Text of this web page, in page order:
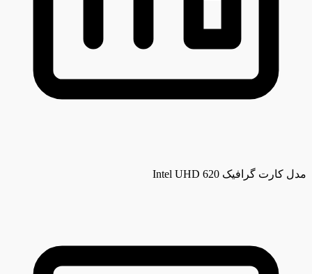
مدل کارت گرافیک Intel UHD 620